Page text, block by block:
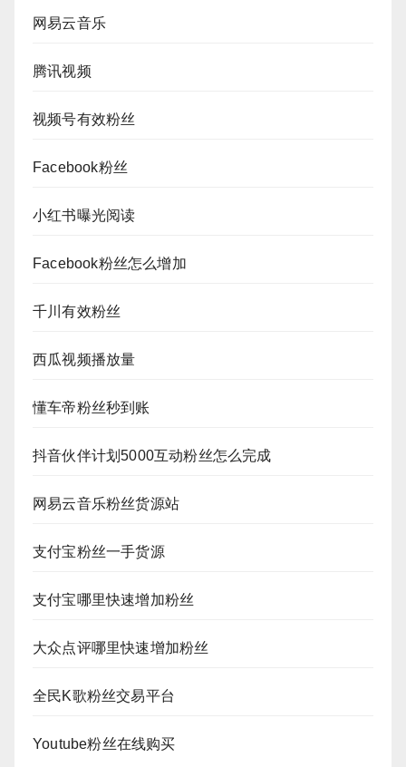
网易云音乐
腾讯视频
视频号有效粉丝
Facebook粉丝
小红书曝光阅读
Facebook粉丝怎么增加
千川有效粉丝
西瓜视频播放量
懂车帝粉丝秒到账
抖音伙伴计划5000互动粉丝怎么完成
网易云音乐粉丝货源站
支付宝粉丝一手货源
支付宝哪里快速增加粉丝
大众点评哪里快速增加粉丝
全民K歌粉丝交易平台
Youtube粉丝在线购买